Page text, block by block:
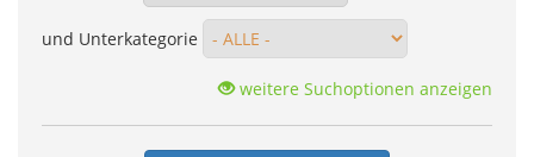
und Unterkategorie
weitere Suchoptionen anzeigen